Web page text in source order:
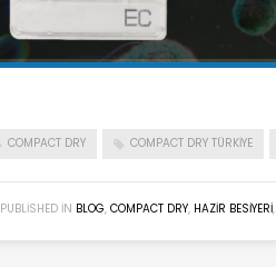
COMPACT DRY COMPACT DRY TÜRKIYE
PUBLISHED IN BLOG, COMPACT DRY, HAZIR BESIYERI,